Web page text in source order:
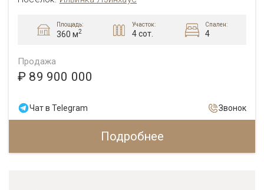
Площадь:
360 м2
Участок:
4 сот.
Спален:
4
Продажа
₽ 89 900 000
Чат в Telegram Звонок
Подробнее